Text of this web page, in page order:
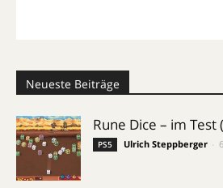
Neueste Beiträge
Rune Dice – im Test
PS5 Ulrich Steppberger